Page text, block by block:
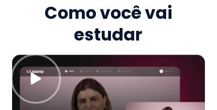
Como você vai
estudar